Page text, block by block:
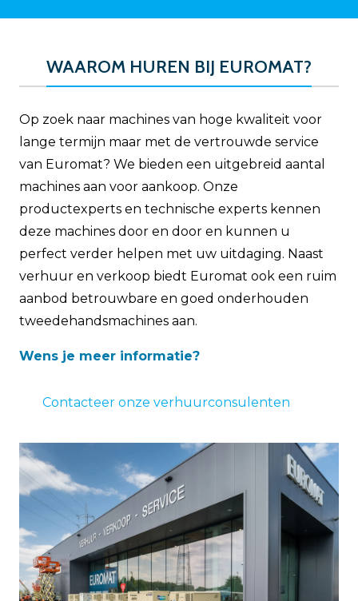
WAAROM HUREN BIJ EUROMAT?
Op zoek naar machines van hoge kwaliteit voor
lange termijn maar met de vertrouwde service
van Euromat? We bieden een uitgebreid aantal
machines aan voor aankoop. Onze
productexperts en technische experts kennen
deze machines door en door en kunnen u
perfect verder helpen met uw uitdaging. Naast
verhuur en verkoop biedt Euromat ook een ruim
aanbod betrouwbare en goed onderhouden
tweedehandsmachines aan.
Wens je meer informatie?
Contacteer onze verhuurconsulenten